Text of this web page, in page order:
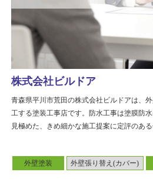
外壁塗装 外壁張り替え(カバー)
株式会社ビルドア
青森県平川市荒田の株式会社ビルドアは、
工する塗装工事店です。防水工事は塗膜防
見極めた、きめ細かな施工提案に定評のある